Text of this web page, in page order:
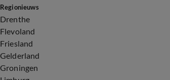
Regionieuws
Drenthe
Flevoland
Friesland
Gelderland
Groningen